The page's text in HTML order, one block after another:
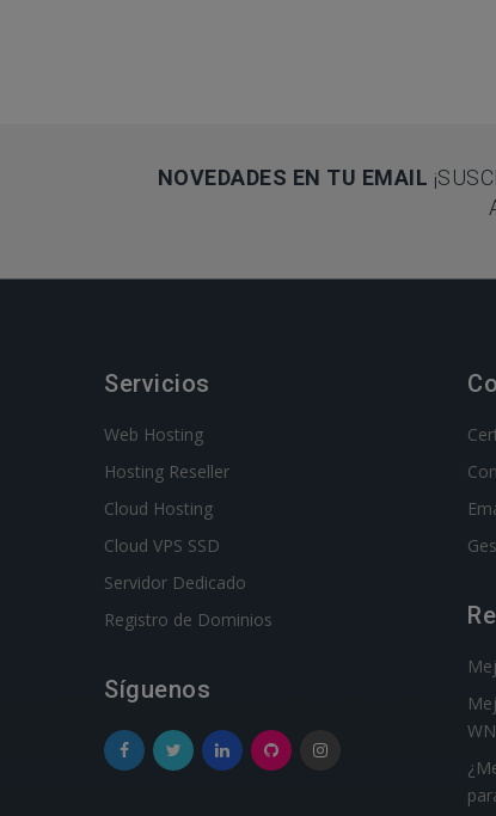
NOVEDADES EN TU EMAIL
Servicios
Web Hosting
Hosting Reseller
Cloud Hosting
Cloud VPS SSD
Servidor Dedicado
Registro de Dominios
Síguenos